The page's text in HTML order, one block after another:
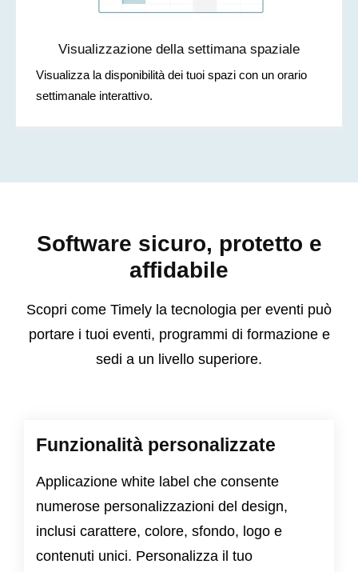
Visualizzazione della settimana spaziale
Visualizza la disponibilità dei tuoi spazi con un orario
settimanale interattivo.
Software sicuro, protetto e
affidabile
Scopri come Timely la tecnologia per eventi può
portare i tuoi eventi, programmi di formazione e
sedi a un livello superiore.
Funzionalità personalizzate
Applicazione white label che consente
numerose personalizzazioni del design,
inclusi carattere, colore, sfondo, logo e
contenuti unici. Personalizza il tuo